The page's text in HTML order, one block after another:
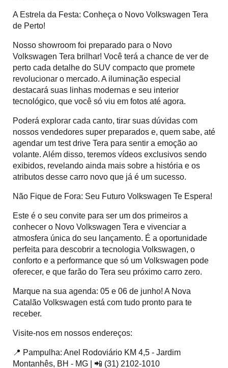
A Estrela da Festa: Conheça o Novo Volkswagen Tera
de Perto!
Nosso showroom foi preparado para o Novo
Volkswagen Tera brilhar! Você terá a chance de ver de
perto cada detalhe do SUV compacto que promete
revolucionar o mercado. A iluminação especial
destacará suas linhas modernas e seu interior
tecnológico, que você só viu em fotos até agora.
Poderá explorar cada canto, tirar suas dúvidas com
nossos vendedores super preparados e, quem sabe, até
agendar um test drive Tera para sentir a emoção ao
volante. Além disso, teremos vídeos exclusivos sendo
exibidos, revelando ainda mais sobre a história e os
atributos desse carro novo que já é um sucesso.
Não Fique de Fora: Seu Futuro Volkswagen Te Espera!
Este é o seu convite para ser um dos primeiros a
conhecer o Novo Volkswagen Tera e vivenciar a
atmosfera única do seu lançamento. É a oportunidade
perfeita para descobrir a tecnologia Volkswagen, o
conforto e a performance que só um Volkswagen pode
oferecer, e que farão do Tera seu próximo carro zero.
Marque na sua agenda: 05 e 06 de junho! A Nova
Catalão Volkswagen está com tudo pronto para te
receber.
Visite-nos em nossos endereços:
📍 Pampulha: Anel Rodoviário KM 4,5 - Jardim
Montanhês, BH - MG | 📲 (31) 2102-1010